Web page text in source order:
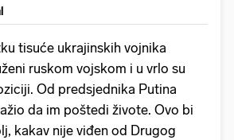
tisuće ukrajinskih vojnika
ruskom vojskom i u vrlo su
Od predsjednika Putina
da im poštedi živote. Ovo bi
kakav nije viđen od Drugog